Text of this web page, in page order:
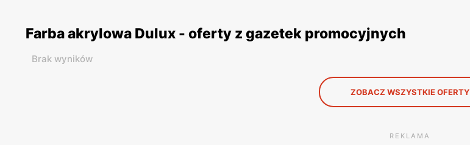
Farba akrylowa Dulux - oferty z gazetek promocyjnych
Brak wyników
ZOBACZ WSZYSTKIE OFERTY
REKLAMA